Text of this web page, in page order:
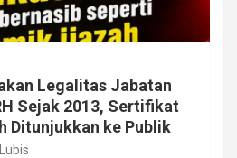
Legalitas Jabatan
Sejak 2013, Sertifikat
Ditunjukkan ke Publik